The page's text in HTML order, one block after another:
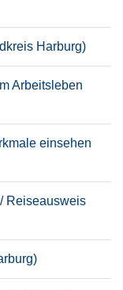
Harburg)
Arbeitsleben
einsehen
Reiseausweis